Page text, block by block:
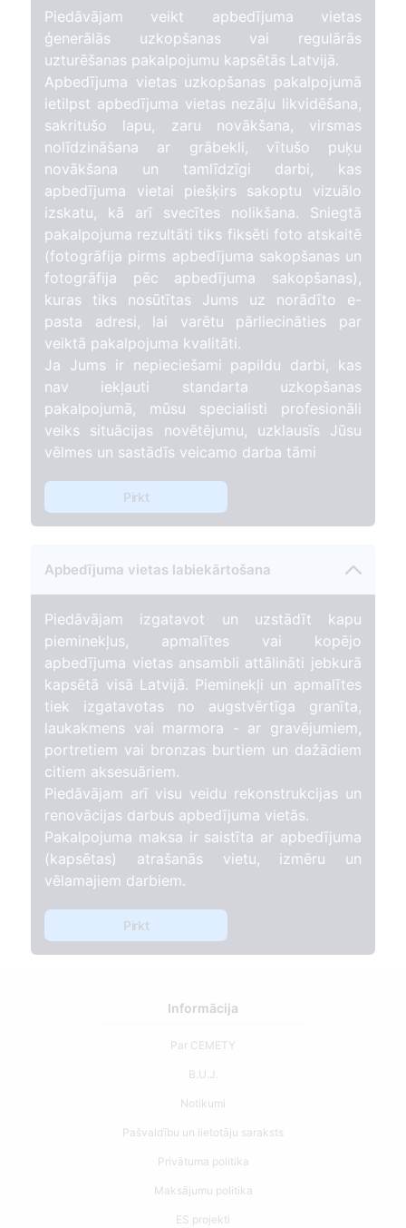
Piedāvājam veikt apbedījuma vietas
ģenerālās uzkopšanas vai regulārās
uzturēšanas pakalpojumu kapsētās Latvijā.
Apbedījuma vietas uzkopšanas pakalpojumā
ietilpst apbedījuma vietas nezāļu likvidēšana,
sakritušo lapu, zaru novākšana, virsmas
nolīdzināšana ar grābekli, vītušo puķu
novākšana un tamlīdzīgi darbi, kas
apbedījuma vietai piešķirs sakoptu vizuālo
izskatu, kā arī svecītes nolikšana. Sniegtā
pakalpojuma rezultāti tiks fiksēti foto atskaitē
(fotogrāfija pirms apbedījuma sakopšanas un
fotogrāfija pēc apbedījuma sakopšanas),
kuras tiks nosūtītas Jums uz norādīto e-
pasta adresi, lai varētu pārliecināties par
veiktā pakalpojuma kvalitāti.
Ja Jums ir nepieciešami papildu darbi, kas
nav iekļauti standarta uzkopšanas
pakalpojumā, mūsu specialisti profesionāli
veiks situācijas novētējumu, uzklausīs Jūsu
vēlmes un sastādīs veicamo darba tāmi
Pirkt
Apbedījuma vietas labiekārtošana
Piedāvājam izgatavot un uzstādīt kapu
pieminekļus, apmalītes vai kopējo
apbedījuma vietas ansambli attālināti jebkurā
kapsētā visā Latvijā. Pieminekļi un apmalītes
tiek izgatavotas no augstvērtīga granīta,
laukakmens vai marmora - ar gravējumiem,
portretiem vai bronzas burtiem un dažādiem
citiem aksesuāriem.
Piedāvājam arī visu veidu rekonstrukcijas un
renovācijas darbus apbedījuma vietās.
Pakalpojuma maksa ir saistīta ar apbedījuma
(kapsētas) atrašanās vietu, izmēru un
vēlamajiem darbiem.
Pirkt
Informācija
Par CEMETY
B.U.J.
Notikumi
Pašvaldību un lietotāju saraksts
Privātuma politika
Maksājumu politika
ES projekti